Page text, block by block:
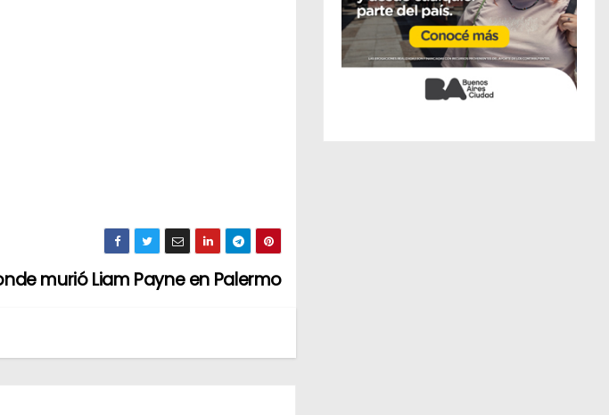
murió Liam Payne en Palermo